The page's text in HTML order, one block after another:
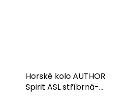
Horské kolo AUTHOR
Spirit ASL stříbrná-